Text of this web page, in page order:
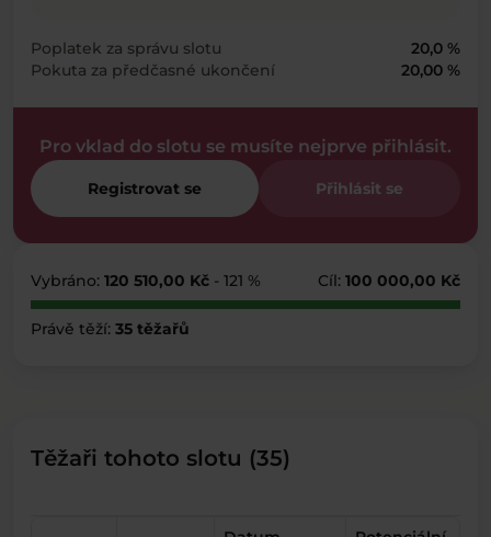
Poplatek za správu slotu
20,0 %
Pokuta za předčasné ukončení
20,00 %
Pro vklad do slotu se musíte nejprve přihlásit.
Registrovat se Přihlásit se
Vybráno: 120 510,00 Kč - 121 % Cíl: 100 000,00 Kč
Právě těží: 35 těžařů
Těžaři tohoto slotu (35)